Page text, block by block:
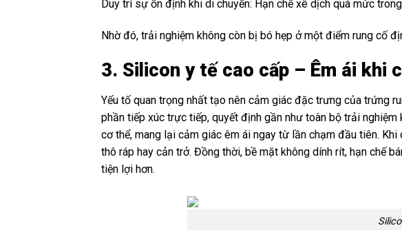
Duy trì sự ổn định khi di chuyển: Hạn chế xê dịch quá mức
Nhờ đó, trải nghiệm không còn bị bó hẹp ở một điểm rung cố
3. Silicon y tế cao cấp – Êm ái khi
Yếu tố quan trọng nhất tạo nên cảm giác đặc trưng của trứng
phần tiếp xúc trực tiếp, quyết định gần như toàn bộ trải
cơ thể, mang lại cảm giác êm ái ngay từ lần chạm đầu tiên.
thô ráp hay cản trở. Đồng thời, bề mặt không dính rít, hạn chế
tiện lợi hơn.